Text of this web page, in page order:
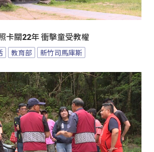
卡關22年 衝擊童受教權
教育部 新竹司馬庫斯